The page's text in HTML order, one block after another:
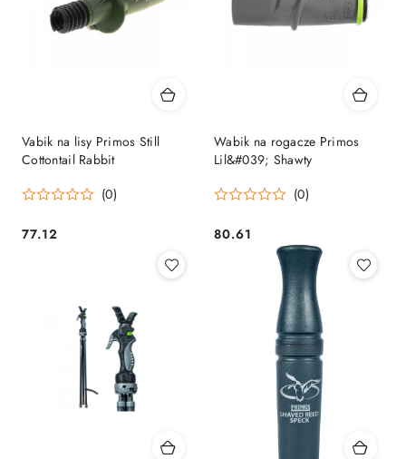
Vabik na lisy Primos Still
Cottontail Rabbit
(0)
Cena:
77.12
Wabik na rogacze Primos
Lil&#039; Shawty
(0)
Cena:
80.61